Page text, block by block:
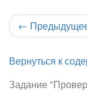
←
Вернуться к
Задание